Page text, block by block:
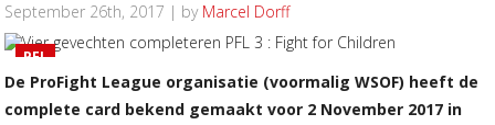
September 26th, 2017 | by Marcel Dorff
PFL
De ProFight League organisatie (voormalig WSOF) heeft de
complete card bekend gemaakt voor 2 November 2017 in